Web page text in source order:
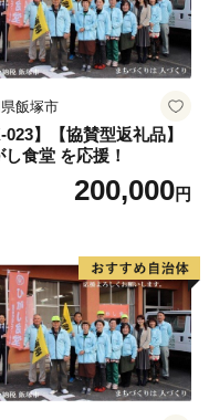
飯塚市
023】【協賛型返礼品】
し食堂 を応援！
200,000円